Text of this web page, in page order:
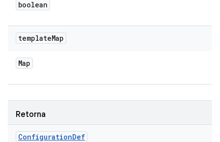
boolean
templateMap
Map
Retorna
ConfigurationDef